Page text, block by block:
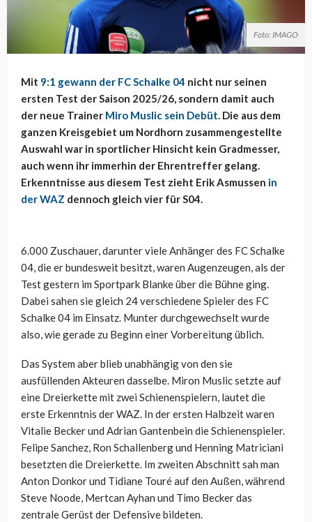
Foto: IMAGO
Mit 9:1 gewann der FC Schalke 04 nicht nur seinen
ersten Test der Saison 2025/26, sondern damit auch
der neue Trainer Miro Muslic sein Debüt. Die aus dem
ganzen Kreisgebiet um Nordhorn zusammengestellte
Auswahl war in sportlicher Hinsicht kein Gradmesser,
auch wenn ihr immerhin der Ehrentreffer gelang.
Erkenntnisse aus diesem Test zieht Erik Asmussen in
der WAZ dennoch gleich vier für S04.
6.000 Zuschauer, darunter viele Anhänger des FC Schalke
04, die er bundesweit besitzt, waren Augenzeugen, als der
Test gestern im Sportpark Blanke über die Bühne ging.
Dabei sahen sie gleich 24 verschiedene Spieler des FC
Schalke 04 im Einsatz. Munter durchgewechselt wurde
also, wie gerade zu Beginn einer Vorbereitung üblich.
Das System aber blieb unabhängig von den sie
ausfüllenden Akteuren dasselbe. Miron Muslic setzte auf
eine Dreierkette mit zwei Schienenspielern, lautet die
erste Erkenntnis der WAZ. In der ersten Halbzeit waren
Vitalie Becker und Adrian Gantenbein die Schienenspieler.
Felipe Sanchez, Ron Schallenberg und Henning Matriciani
besetzten die Dreierkette. Im zweiten Abschnitt sah man
Anton Donkor und Tidiane Touré auf den Außen, während
Steve Noode, Mertcan Ayhan und Timo Becker das
zentrale Gerüst der Defensive bildeten.